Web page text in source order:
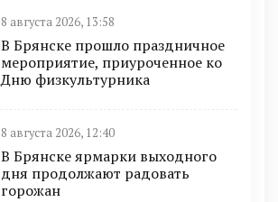
8 августа 2026, 13:58
В Брянске прошло праздничное
мероприятие, приуроченное ко
Дню физкультурника
8 августа 2026, 12:40
В Брянске ярмарки выходного
дня продолжают радовать
горожан